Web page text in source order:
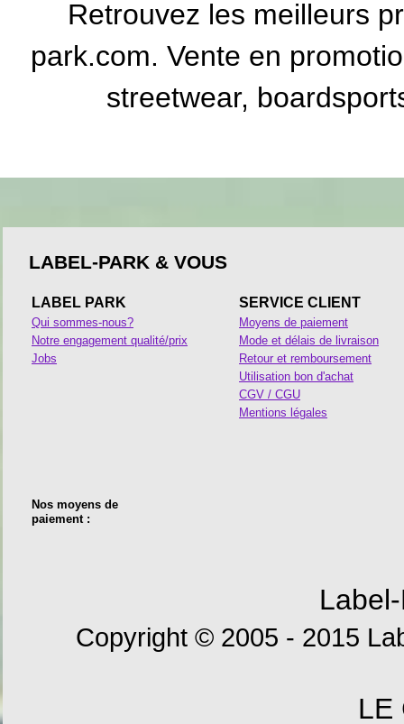
Retrouvez les meilleurs
park.com. Vente en
streetwear,
LABEL-PARK & VOUS
LABEL PARK
Qui sommes-nous?
Notre engagement qualité/prix
Jobs
SERVICE CLIENT
Moyens de paiement
Mode et délais de livraison
Retour et remboursement
Utilisation bon d'achat
CGV / CGU
Mentions légales
Nos moyens de
paiement :
Copyright © 2005 - 2015
LE